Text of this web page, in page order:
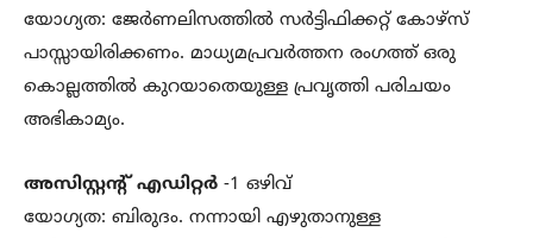
യോഗ്യത: ജേര്‍ണലിസത്തില്‍ സര്‍ട്ടിഫിക്കറ്റ് കോഴ്‌സ്
പാസ്സായിരിക്കണം. മാധ്യമപ്രവര്‍ത്തന രംഗത്ത് ഒരു
കൊല്ലത്തില്‍ കുറയാതെയുള്ള പ്രവൃത്തി പരിചയം
അഭികാമ്യം.
അസിസ്റ്റന്റ് എഡിറ്റര്‍ -1 ഒഴിവ്
യോഗ്യത: ബിരുദം. നന്നായി എഴുതാനുള്ള